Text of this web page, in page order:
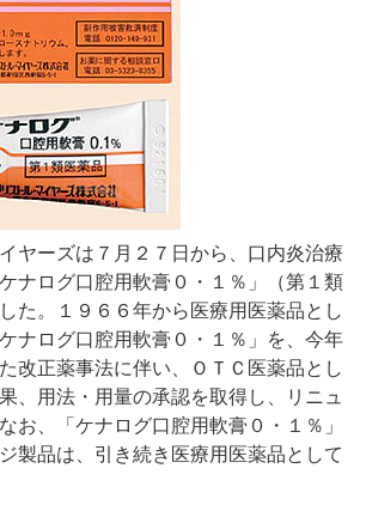
ヤーズは７月２７日から、口内炎治療
ナログ口腔用軟膏０・１％」（第１類
た。１９６６年から医療用医薬品とし
ナログ口腔用軟膏０・１％」を、今年
改正薬事法に伴い、ＯＴＣ医薬品とし
、用法・用量の承認を取得し、リニュ
お、「ケナログ口腔用軟膏０・１％」
製品は、引き続き医療用医薬品として